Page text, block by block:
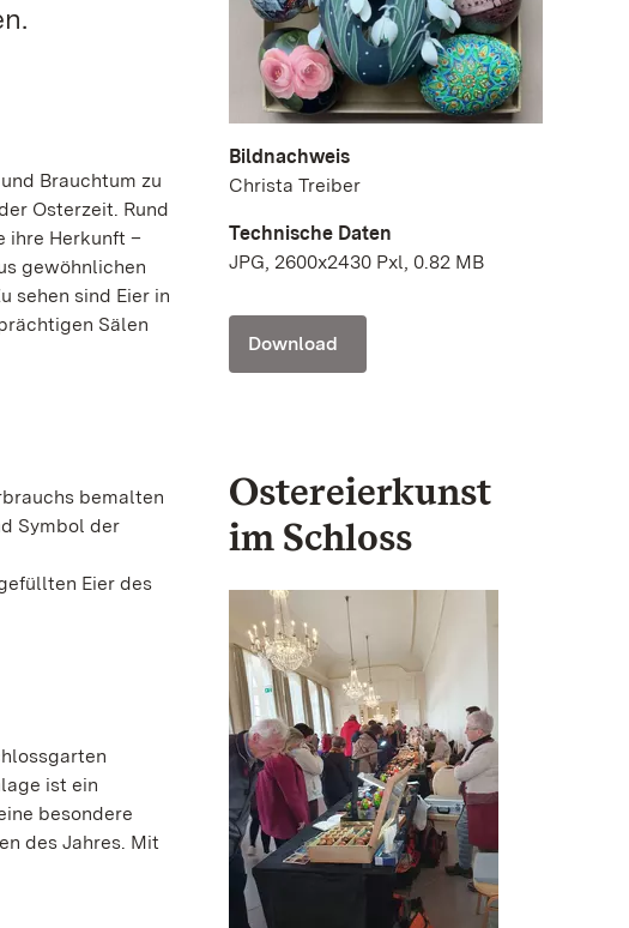
Brauchtum zu
Osterzeit. Rund
ihre Herkunft –
gewöhnlichen
sehen sind Eier in
Sälen
bemalten
Symbol der
Eier des
ist ein
besondere
des Jahres. Mit
Bildnachweis
Christa Treiber
Technische Daten
JPG, 2600x2430 Pxl, 0.82 MB
Download
Ostereierkunst
im Schloss